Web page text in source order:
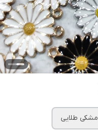
مشکی طلایی